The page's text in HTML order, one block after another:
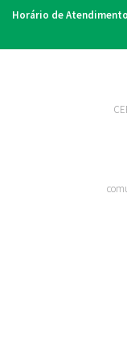
Horário de